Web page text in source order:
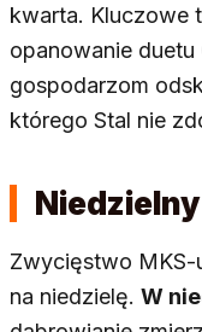
kwarta. Kluczowe
opanowanie duetu
gospodarzom
którego Stal nie
Zwycięstwo MKS-
na niedzielę. W